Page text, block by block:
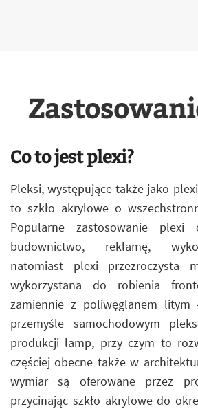
Co to jest plexi?
Pleksi, występujące także jako
to szkło akrylowe o
Popularne zastosowanie plexi
budownictwo, reklamę,
natomiast plexi przezroczysta
wykorzystana do robienia
zamiennie z poliwęglanem litym
przemyśle samochodowym
produkcji lamp, przy czym to
częściej obecne także w
wymiar są oferowane przez
przycinając szkło akrylowe do